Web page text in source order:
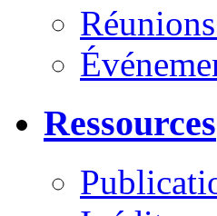
Ressources